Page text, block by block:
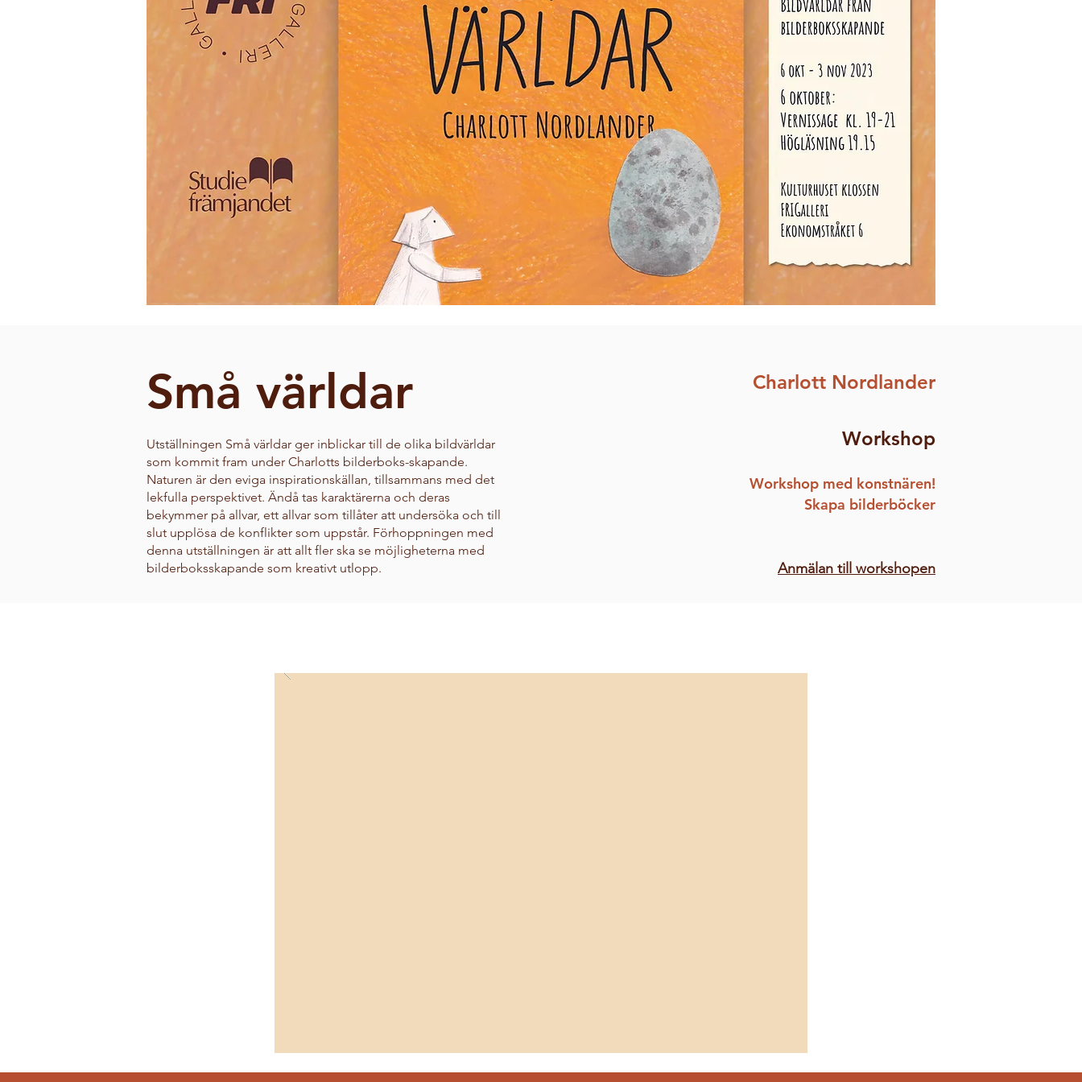
Små världar Charlott Nordlander
Utställningen Små världar ger inblickar till de olika bildvärldar
som kommit fram under Charlotts bilderboks-skapande.
Naturen är den eviga inspirationskällan, tillsammans med det
lekfulla perspektivet. Ändå tas karaktärerna och deras
bekymmer på allvar, ett allvar som tillåter att undersöka och till
slut upplösa de konflikter som uppstår. Förhoppningen med
denna utställningen är att allt fler ska se möjligheterna med
bilderboksskapande som kreativt utlopp.
Workshop
Workshop med konstnären!
Skapa bilderböcker
Anmälan till workshopen